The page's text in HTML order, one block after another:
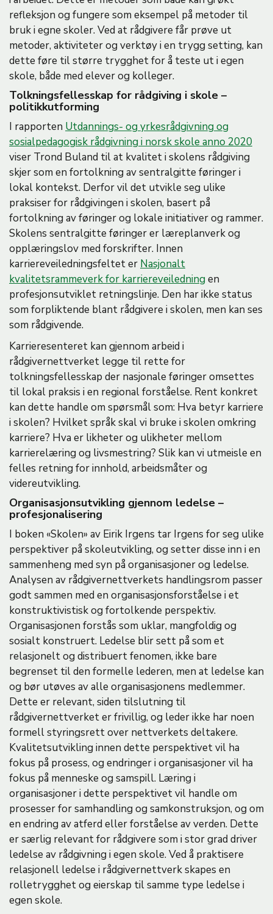
refleksjon og fungere som eksempel på metoder til
bruk i egne skoler. Ved at rådgivere får prøve ut
metoder, aktiviteter og verktøy i en trygg setting, kan
dette føre til større trygghet for å teste ut i egen
skole, både med elever og kolleger.
Tolkningsfellesskap for rådgiving i skole –
politikkutforming
I rapporten Utdannings- og yrkesrådgivning og
sosialpedagogisk rådgivning i norsk skole anno 2020
viser Trond Buland til at kvalitet i skolens rådgiving
skjer som en fortolkning av sentralgitte føringer i
lokal kontekst. Derfor vil det utvikle seg ulike
praksiser for rådgivingen i skolen, basert på
fortolkning av føringer og lokale initiativer og rammer.
Skolens sentralgitte føringer er læreplanverk og
opplæringslov med forskrifter. Innen
karriereveiledningsfeltet er Nasjonalt
kvalitetsrammeverk for karriereveiledning en
profesjonsutviklet retningslinje. Den har ikke status
som forpliktende blant rådgivere i skolen, men kan ses
som rådgivende.
Karrieresenteret kan gjennom arbeid i
rådgivernettverket legge til rette for
tolkningsfellesskap der nasjonale føringer omsettes
til lokal praksis i en regional forståelse. Rent konkret
kan dette handle om spørsmål som: Hva betyr karriere
i skolen? Hvilket språk skal vi bruke i skolen omkring
karriere? Hva er likheter og ulikheter mellom
karrierelæring og livsmestring? Slik kan vi utmeisle en
felles retning for innhold, arbeidsmåter og
videreutvikling.
Organisasjonsutvikling gjennom ledelse –
profesjonalisering
I boken «Skolen» av Eirik Irgens tar Irgens for seg ulike
perspektiver på skoleutvikling, og setter disse inn i en
sammenheng med syn på organisasjoner og ledelse.
Analysen av rådgivernettverkets handlingsrom passer
godt sammen med en organisasjonsforståelse i et
konstruktivistisk og fortolkende perspektiv.
Organisasjonen forstås som uklar, mangfoldig og
sosialt konstruert. Ledelse blir sett på som et
relasjonelt og distribuert fenomen, ikke bare
begrenset til den formelle lederen, men at ledelse kan
og bør utøves av alle organisasjonens medlemmer.
Dette er relevant, siden tilslutning til
rådgivernettverket er frivillig, og leder ikke har noen
formell styringsrett over nettverkets deltakere.
Kvalitetsutvikling innen dette perspektivet vil ha
fokus på prosess, og endringer i organisasjoner vil ha
fokus på menneske og samspill. Læring i
organisasjoner i dette perspektivet vil handle om
prosesser for samhandling og samkonstruksjon, og om
en endring av atferd eller forståelse av verden. Dette
er særlig relevant for rådgivere som i stor grad driver
ledelse av rådgivning i egen skole. Ved å praktisere
relasjonell ledelse i rådgivernettverk skapes en
rolletrygghet og eierskap til samme type ledelse i
egen skole.